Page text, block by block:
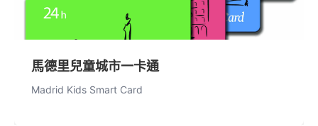
馬德里兒童城市一卡通
Madrid Kids Smart Card